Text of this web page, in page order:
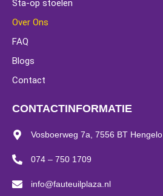
Sta-op stoelen
Over Ons
FAQ
Blogs
Contact
CONTACTINFORMATIE
Vosboerweg 7a, 7556 BT Hengelo
074 – 750 1709
info@fauteuilplaza.nl